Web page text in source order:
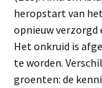
heropstart van
opnieuw verzorgd
Het onkruid is
te worden.
groenten: de